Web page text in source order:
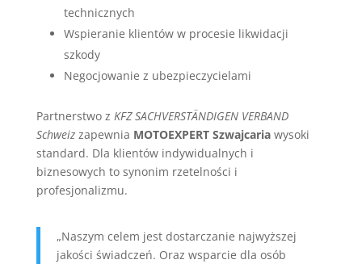
technicznych
Wspieranie klientów w procesie likwidacji
szkody
Negocjowanie z ubezpieczycielami
Partnerstwo z KFZ SACHVERSTÄNDIGEN VERBAND
Schweizzapewnia MOTOEXPERT Szwajcariawysoki
standard. Dla klientów indywidualnych i
biznesowych to synonim rzetelności i
profesjonalizmu.
„Naszym celem jest dostarczanie najwyższej
jakości świadczeń. Oraz wsparcie dla osób